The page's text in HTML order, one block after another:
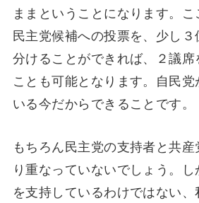
ままということになります。
民主党候補への投票を、少し３
分けることができれば、２議
ことも可能となります。自民
いる今だからできることです。
もちろん民主党の支持者と共
り重なっていないでしょう。
を支持しているわけではない